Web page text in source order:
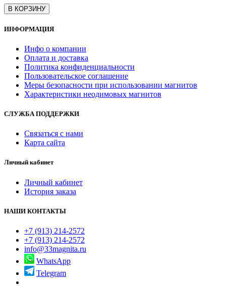
В КОРЗИНУ
ИНФОРМАЦИЯ
Инфо о компании
Оплата и доставка
Политика конфиденциальности
Пользовательское соглашение
Меры безопасности при использовании магнитов
Характеристики неодимовых магнитов
СЛУЖБА ПОДДЕРЖКИ
Связаться с нами
Карта сайта
Личный кабинет
Личный кабинет
История заказа
НАШИ КОНТАКТЫ
+7 (913) 214-2572
+7 (913) 214-2572
info@33magnita.ru
WhatsApp
Telegram